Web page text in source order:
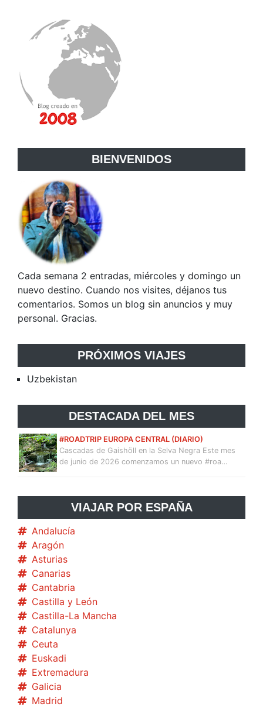
BIENVENIDOS
Cada semana 2 entradas, miércoles y domingo un
nuevo destino. Cuando nos visites, déjanos tus
comentarios. Somos un blog sin anuncios y muy
personal. Gracias.
PRÓXIMOS VIAJES
Uzbekistan
DESTACADA DEL MES
#ROADTRIP EUROPA CENTRAL (DIARIO)
Cascadas de Gaishöll en la Selva Negra Este mes
de junio de 2026 comenzamos un nuevo #roa…
VIAJAR POR ESPAÑA
Andalucía
Aragón
Asturias
Canarias
Cantabria
Castilla y León
Castilla-La Mancha
Catalunya
Ceuta
Euskadi
Extremadura
Galicia
Madrid